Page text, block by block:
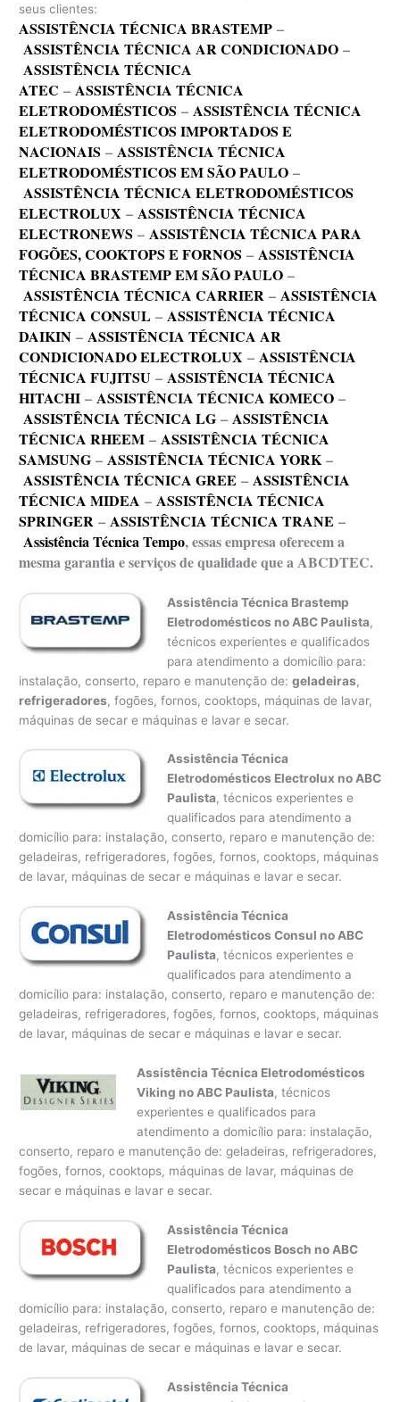
seus clientes:
ASSISTÊNCIA TÉCNICA BRASTEMP –
ASSISTÊNCIA TÉCNICA AR CONDICIONADO –
ASSISTÊNCIA TÉCNICA
ATEC –ASSISTÊNCIA TÉCNICA
ELETRODOMÉSTICOS –ASSISTÊNCIA TÉCNICA
ELETRODOMÉSTICOS IMPORTADOS E
NACIONAIS –ASSISTÊNCIA TÉCNICA
ELETRODOMÉSTICOS EM SÃO PAULO –
ASSISTÊNCIA TÉCNICA ELETRODOMÉSTICOS
ELECTROLUX –ASSISTÊNCIA TÉCNICA
ELECTRONEWS –ASSISTÊNCIA TÉCNICA PARA
FOGÕES, COOKTOPS E FORNOS –ASSISTÊNCIA
TÉCNICA BRASTEMP EM SÃO PAULO –
ASSISTÊNCIA TÉCNICA CARRIER –ASSISTÊNCIA
TÉCNICA CONSUL –ASSISTÊNCIA TÉCNICA
DAIKIN –ASSISTÊNCIA TÉCNICA AR
CONDICIONADO ELECTROLUX –ASSISTÊNCIA
TÉCNICA FUJITSU –ASSISTÊNCIA TÉCNICA
HITACHI –ASSISTÊNCIA TÉCNICA KOMECO –
ASSISTÊNCIA TÉCNICA LG –ASSISTÊNCIA
TÉCNICA RHEEM –ASSISTÊNCIA TÉCNICA
SAMSUNG –ASSISTÊNCIA TÉCNICA YORK–
ASSISTÊNCIA TÉCNICA GREE –ASSISTÊNCIA
TÉCNICA MIDEA –ASSISTÊNCIA TÉCNICA
SPRINGER –ASSISTÊNCIA TÉCNICA TRANE –
Assistência Técnica Tempo, essas empresa oferecem a
mesma garantia e serviços de qualidade que a ABCDTEC.
Assistência Técnica Brastemp
Eletrodomésticos no ABC Paulista,
técnicos experientes e qualificados
para atendimento a domicílio para:
instalação, conserto, reparo e manutenção de:geladeiras,
refrigeradores, fogões, fornos, cooktops, máquinas de lavar,
máquinas de secar e máquinas e lavar e secar.
Assistência Técnica
Eletrodomésticos Electrolux no ABC
Paulista, técnicos experientes e
qualificados para atendimento a
domicílio para: instalação, conserto, reparo e manutenção de:
geladeiras, refrigeradores, fogões, fornos, cooktops, máquinas
de lavar, máquinas de secar e máquinas e lavar e secar.
Assistência Técnica
Eletrodomésticos Consul no ABC
Paulista, técnicos experientes e
qualificados para atendimento a
domicílio para: instalação, conserto, reparo e manutenção de:
geladeiras, refrigeradores, fogões, fornos, cooktops, máquinas
de lavar, máquinas de secar e máquinas e lavar e secar.
Assistência Técnica Eletrodomésticos
Viking no ABC Paulista, técnicos
experientes e qualificados para
atendimento a domicílio para: instalação,
conserto, reparo e manutenção de: geladeiras, refrigeradores,
fogões, fornos, cooktops, máquinas de lavar, máquinas de
secar e máquinas e lavar e secar.
Assistência Técnica
Eletrodomésticos Bosch no ABC
Paulista, técnicos experientes e
qualificados para atendimento a
domicílio para: instalação, conserto, reparo e manutenção de:
geladeiras, refrigeradores, fogões, fornos, cooktops, máquinas
de lavar, máquinas de secar e máquinas e lavar e secar.
Assistência Técnica